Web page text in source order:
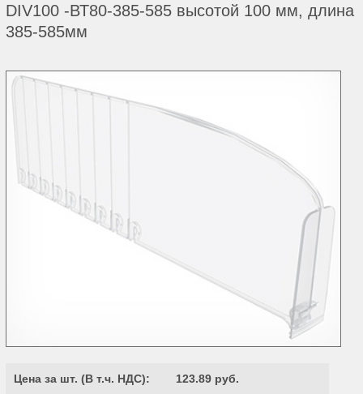
DIV100 -ВТ80-385-585 высотой 100 мм, длина
385-585мм
Цена за шт. (В т.ч. НДС): 123.89 руб.